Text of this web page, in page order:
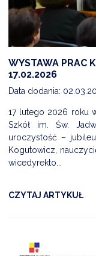
WYSTAWA PRAC
17.02.2026
Data dodania:
17 lutego 2026 roku
Szkół im. Św.
uroczystość –
Kogutowicz,
wicedyrekto...
CZYTAJ ARTYKUŁ